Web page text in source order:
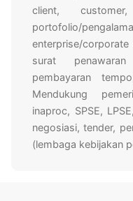
client,
portofolio/
enterprise/
surat
pembayaran
Mendukung
inaproc, SPSE,
negosiasi, tender,
(lembaga kebijakan